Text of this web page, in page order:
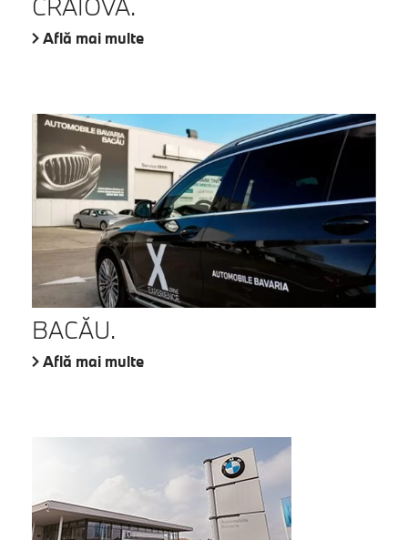
CRAIOVA.
Află mai multe
BACĂU.
Află mai multe